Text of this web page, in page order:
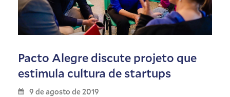
Pacto Alegre discute projeto que
estimula cultura de startups
9 de agosto de 2019